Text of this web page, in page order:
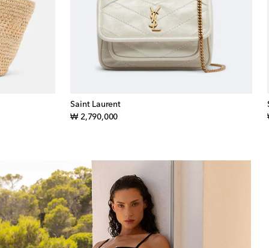
Saint Laurent
₩ 2,790,000original price